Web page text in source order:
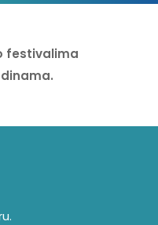
festivalima